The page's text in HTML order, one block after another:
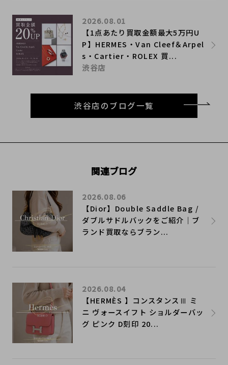
【1点あたり買取金額最大5万円U
P】HERMES・Van Cleef＆Arpel
s・Cartier・ROLEX 買...
2026.08.01
渋谷店
渋谷店のブログ一覧
関連ブログ
【Dior】Double Saddle Bag /
ダブルサドルバックをご紹介｜ブ
ランド買取ならブラン...
2026.08.06
【HERMÈS 】コンスタンスⅢ ミ
ニ ヴォースイフト ショルダーバッ
グ ピンク D刻印 20...
2026.08.04